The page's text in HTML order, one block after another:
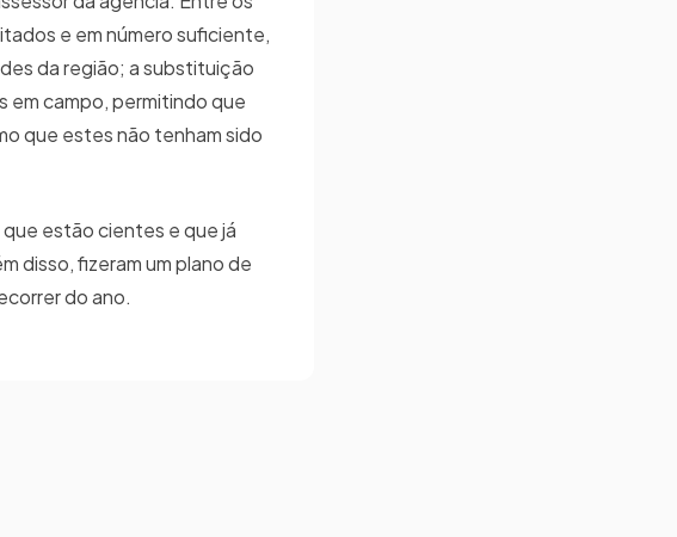
e em número suficiente,
da região; a substituição
em campo, permitindo que
que estes não tenham sido
que estão cientes e que já
disso, fizeram um plano de
do ano.